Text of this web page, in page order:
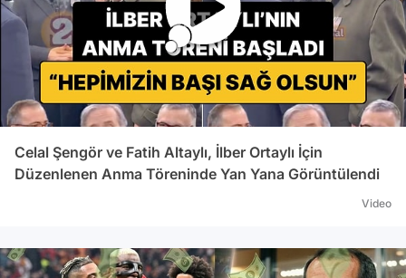
Celal Şengör ve Fatih Altaylı, İlber Ortaylı İçin
Düzenlenen Anma Töreninde Yan Yana Görüntülendi
Video